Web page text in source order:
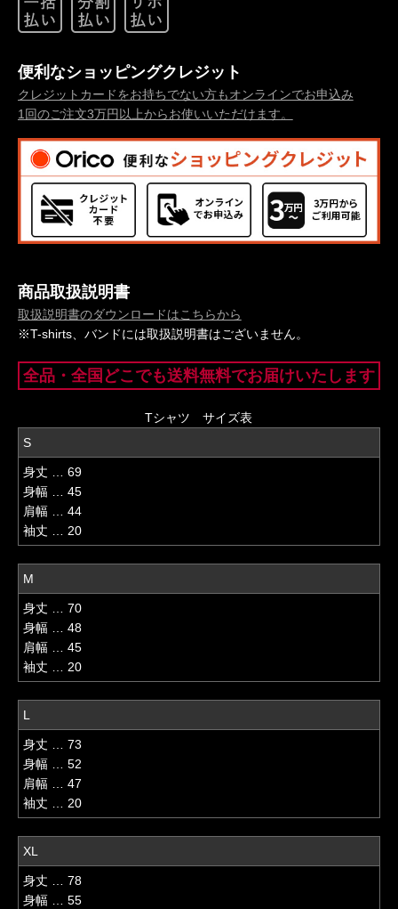
便利なショッピングクレジット
クレジットカードをお持ちでない方もオンラインでお申込み
1回のご注文3万円以上からお使いいただけます。
商品取扱説明書
取扱説明書のダウンロードはこちらから
※T-shirts、バンドには取扱説明書はございません。
全品・全国どこでも送料無料でお届けいたします
Tシャツ サイズ表
S
身丈 … 69
身幅 … 45
肩幅 … 44
袖丈 … 20
M
身丈 … 70
身幅 … 48
肩幅 … 45
袖丈 … 20
L
身丈 … 73
身幅 … 52
肩幅 … 47
袖丈 … 20
XL
身丈 … 78
身幅 … 55